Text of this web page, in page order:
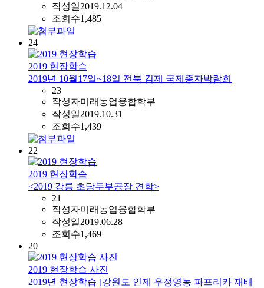
작성일2019.12.04
조회수1,485
24
2019 현장학습
2019년 10월17일~18일 전북 김제 국제종자박람회
23
작성자미래농업융합학부
작성일2019.10.31
조회수1,439
22
2019 현장학습
<2019 강릉 초당두부공장 견학>
21
작성자미래농업융합학부
작성일2019.06.28
조회수1,469
20
2019 현장학습 사진
2019년 현장학습 [강원도 인제 우정영농 파프리카 재배